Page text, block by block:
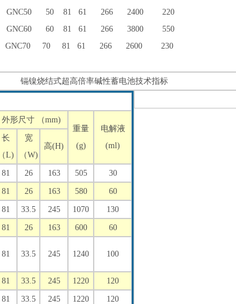
GNC50 50 81 61 266 2400 220
GNC60 60 81 61 266 3800 550
GNC70 70 81 61 266 2600 230
镉镍烧结式超高倍率碱性蓄电池技术指标
外形尺寸 （mm)
重量
(g)
电解液
(ml)
长
（L)
宽
（W)
高(H)
81 26 163 505 30
81 26 163 580 60
81 33.5 245 1070 130
81 26 163 600 60
81 33.5 245 1240 100
81 33.5 245 1220 120
81 33.5 245 1220 120